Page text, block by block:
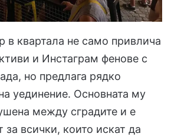
в квартала не само привлича
и Инстаграм фенове с
но предлага рядко
уединение. Основната му
между сградите и е
за всички, които искат да